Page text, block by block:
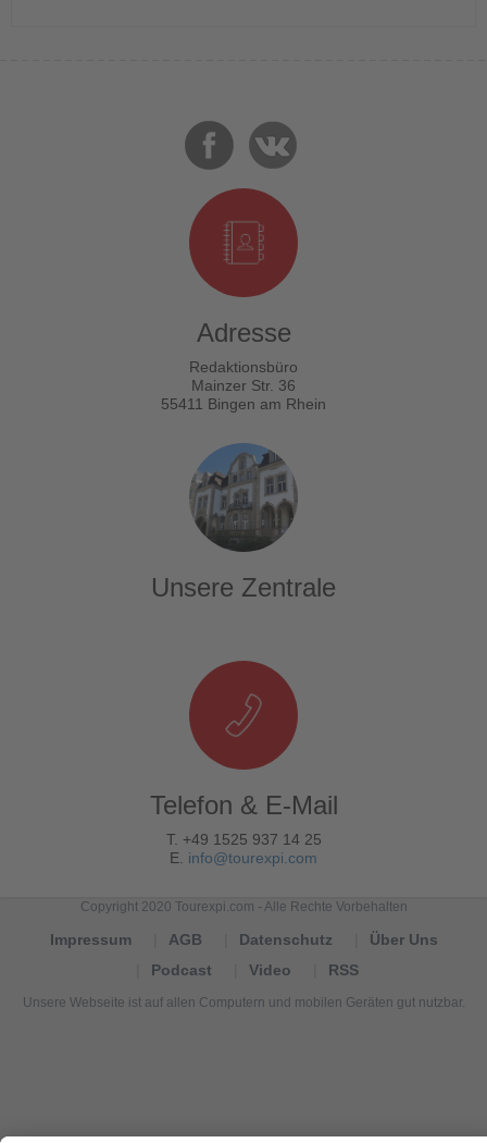
Adresse
Redaktionsbüro
Mainzer Str. 36
55411 Bingen am Rhein
Unsere Zentrale
Telefon & E-Mail
T. +49 1525 937 14 25
E. info@tourexpi.com
Copyright 2020 Tourexpi.com - Alle Rechte Vorbehalten
Impressum AGB Datenschutz
Über Uns
Podcast
Video RSS
Unsere Webseite ist auf allen Computern und mobilen Geräten gut nutzbar.